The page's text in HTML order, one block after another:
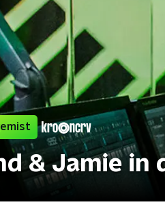
& Jamie in